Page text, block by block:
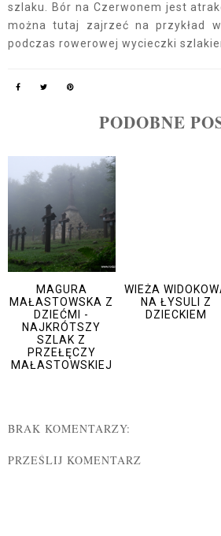
szlaku. Bór na Czerwonem jest
można tutaj zajrzeć na przykład
podczas rowerowej wycieczki
PODOBNE
MAGURA
MAŁASTOWSKA Z
DZIEĆMI -
NAJKRÓTSZY
SZLAK Z
PRZEŁĘCZY
MAŁASTOWSKIEJ
WIEŻA
NA ŁYSULI Z
DZIECKIEM
BRAK KOMENTARZY:
PRZEŚLIJ KOMENTARZ